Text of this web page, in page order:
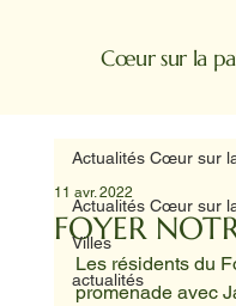
Cœur sur la
Actualités Cœur sur
Villes
actualités
Actualités Cœur sur
FOYER
11 avr. 2022
Les résidents du
promenade avec